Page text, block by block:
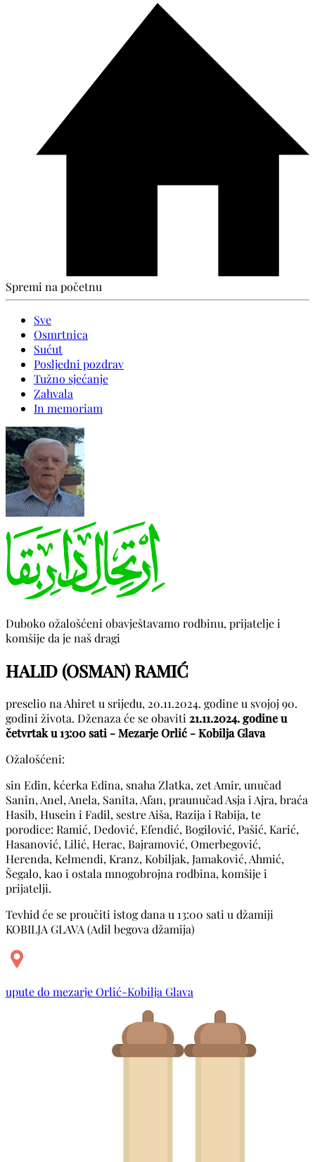
Spremi na početnu
Sve
Osmrtnica
Sućut
Posljedni pozdrav
Tužno sjećanje
Zahvala
In memoriam
Duboko ožalošćeni obavještavamo rodbinu, prijatelje i
komšije da je naš dragi
HALID (OSMAN) RAMIĆ
preselio na Ahiret u srijedu, 20.11.2024. godine u svojoj 90.
godini života. Dženaza će se obaviti 21.11.2024. godine u
četvrtak u 13:00 sati - Mezarje Orlić - Kobilja Glava
Ožalošćeni:
sin Edin, kćerka Edina, snaha Zlatka, zet Amir, unučad
Sanin, Anel, Anela, Sanita, Afan, praunučad Asja i Ajra, braća
Hasib, Husein i Fadil, sestre Aiša, Razija i Rabija, te
porodice: Ramić, Dedović, Efendić, Bogilović, Pašić, Karić,
Hasanović, Lilić, Herac, Bajramović, Omerbegović,
Herenda, Kelmendi, Kranz, Kobiljak, Jamaković, Ahmić,
Šegalo, kao i ostala mnogobrojna rodbina, komšije i
prijatelji.
Tevhid će se proučiti istog dana u 13:00 sati u džamiji
KOBILJA GLAVA (Adil begova džamija)
upute do mezarje Orlić-Kobilja Glava